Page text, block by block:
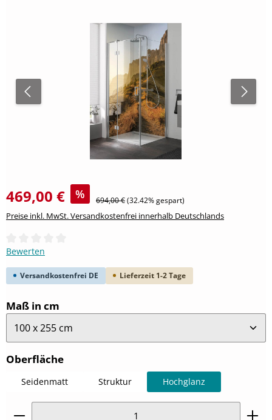
469,00 € % Regulärer Preis:
694,00 €(32.42% gespart)
Preise inkl. MwSt. Versandkostenfrei innerhalb Deutschlands
Durchschnittliche Bewertung von 0 von 5 Sternen
Bewerten
Versandkostenfrei DE Lieferzeit 1-2 Tage
Maß in cm
Oberflächeauswählen
Seidenmatt Struktur Hochglanz
Produkt Anzahl: Gib den gewünschten Wert ein